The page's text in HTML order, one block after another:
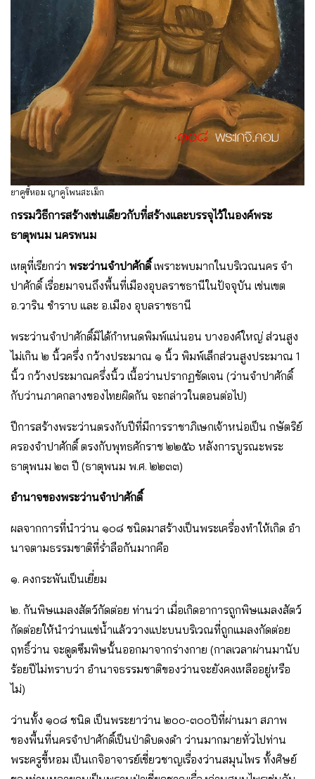
ยาคูขี้หอม ญาคูโพนสะเม็ก
กรรมวิธีการสร้างเช่นเดียวกับที่สร้างและบรรจุไว้ในองค์พระ
ธาตุพนม นครพนม
เหตุที่เรียกว่า พระว่านจําปาศักดิ์เพราะพบมากในบริเวณนคร จํา
ปาศักดิ์ เรื่อยมาจนถึงพื้นที่เมืองอุบลราชธานีในปัจจุบัน เช่นเขต
อ.วาริน ชําราบ และ อ.เมือง อุบลราชธานี
พระว่านจําปาศักดิ์มิได้กําหนดพิมพ์แน่นอน บางองค์ใหญ่ ส่วนสูง
ไม่เกิน ๒ นิ้วครึ่ง กว้างประมาณ ๑ นิ้ว พิมพ์เล็กส่วนสูงประมาณ 1
นิ้ว กว้างประมาณครึ่งนิ้ว เนื้อว่านปรากฏชัดเจน (ว่านจําปาศักดิ์
กับว่านภาคกลางของไทยผิดกัน จะกล่าวในตอนต่อไป)
ปีการสร้างพระว่านตรงกับปีที่มีการราชาภิเษกเจ้าหน่อเป็น กษัตริย์
ครองจําปาศักดิ์ ตรงกับพุทธศักราช ๒๒๕๖ หลังการบูรณะพระ
ธาตุพนม ๒๓ ปี (ธาตุพนม พ.ศ. ๒๒๓๓)
อํานาจของพระว่านจําปาศักดิ์
ผลจากการที่นําว่าน ๑๐๘ ชนิดมาสร้างเป็นพระเครื่องทําให้เกิด อํา
นาจตามธรรมชาติที่ร่ําลือกันมากคือ
๑. คงกระพันเป็นเยี่ยม
๒. กันพิษแมลงสัตว์กัดต่อย ท่านว่า เมื่อเกิดอาการถูกพิษแมลงสัตว์
กัดต่อยให้นําว่านแช่น้ําแล้ววางแปะบนบริเวณที่ถูกแมลงกัดต่อย
ฤทธิ์ว่าน จะดูดซึมพิษนั้นออกมาจากร่างกาย (กาลเวลาผ่านมานับ
ร้อยปีไม่ทราบว่า อํานาจธรรมชาติของว่านจะยังคงเหลืออยู่หรือ
ไม่)
ว่านทั้ง ๑๐๘ ชนิด เป็นพระยาว่าน ๒๐๐-๓๐๐ปีที่ผ่านมา สภาพ
ของพื้นที่นครจําปาศักดิ์เป็นป่าดิบดงดํา ว่านมากมายทั่วไปท่าน
พระครูขี้หอม เป็นเกจิอาจารย์เชี่ยวชาญเรื่องว่านสมุนไพร ทั้งศิษย์